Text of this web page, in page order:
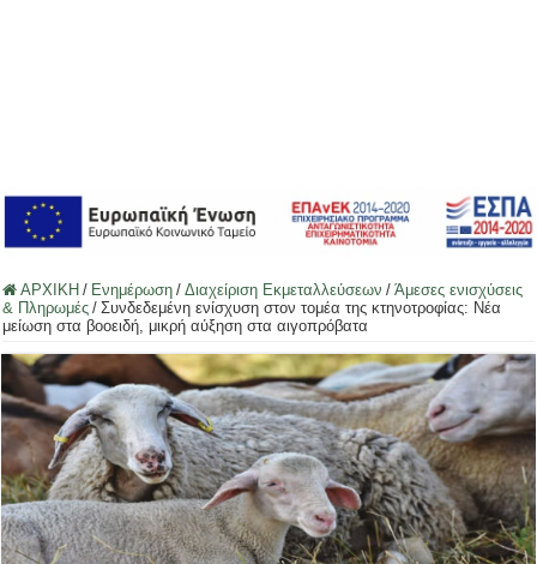
ΑΡΧΙΚΗ / Ενημέρωση / Διαχείριση Εκμεταλλεύσεων / Άμεσες ενισχύσεις
& Πληρωμές / Συνδεδεμένη ενίσχυση στον τομέα της κτηνοτροφίας: Νέα
μείωση στα βοοειδή, μικρή αύξηση στα αιγοπρόβατα